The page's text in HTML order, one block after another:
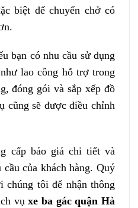
biệt để chuyển chở có
bạn có nhu cầu sử dụng
lao công hỗ trợ trong
đóng gói và sắp xếp đồ
cũng sẽ được điều chỉnh
cấp báo giá chi tiết và
của khách hàng. Quý
chúng tôi để nhận thông
vụxe ba gác quận Hà